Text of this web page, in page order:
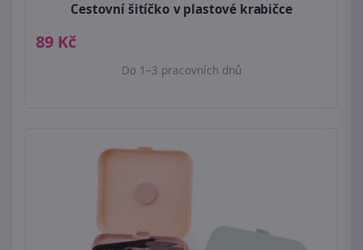
Cestovní šitíčko v plastové krabičce
89 Kč
Do 1–3 pracovních dnů